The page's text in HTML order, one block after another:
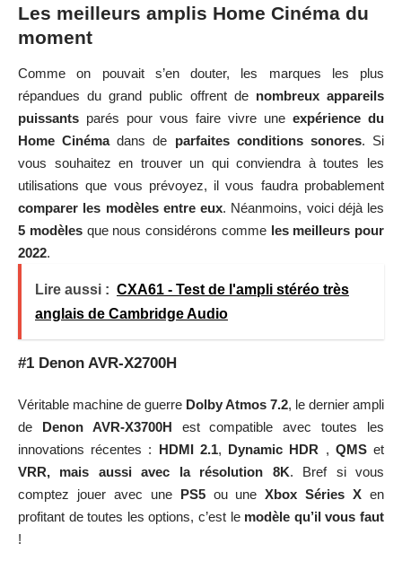
Les meilleurs amplis Home Cinéma du
moment
Comme on pouvait s’en douter, les marques les plus
répandues du grand public offrent de nombreux appareils
puissants parés pour vous faire vivre une expérience du
Home Cinémadans de parfaites conditions sonores. Si
vous souhaitez en trouver un qui conviendra à toutes les
utilisations que vous prévoyez, il vous faudra probablement
comparer les modèles entre eux. Néanmoins, voici déjà les
5 modèlesque nous considérons comme les meilleurs pour
2022.
Lire aussi : CXA61 - Test de l'ampli stéréo très
anglais de Cambridge Audio
#1 Denon AVR-X2700H
Véritable machine de guerre Dolby Atmos 7.2, le dernier ampli
de Denon AVR-X3700H est compatible avec toutes les
innovations récentes : HDMI 2.1, Dynamic HDR , QMSet
VRR, mais aussi avec la résolution 8K. Bref si vous
comptez jouer avec une PS5ou uneXbox Séries X en
profitant de toutes les options, c’est le modèle qu’il vous faut
!